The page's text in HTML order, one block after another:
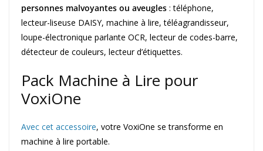
personnes malvoyantes ou aveugles : téléphone,
lecteur-liseuse DAISY, machine à lire, téléagrandisseur,
loupe-électronique parlante OCR, lecteur de codes-barre,
détecteur de couleurs, lecteur d’étiquettes.
Pack Machine à Lire pour
VoxiOne
Avec cet accessoire, votre VoxiOne se transforme en
machine à lire portable.